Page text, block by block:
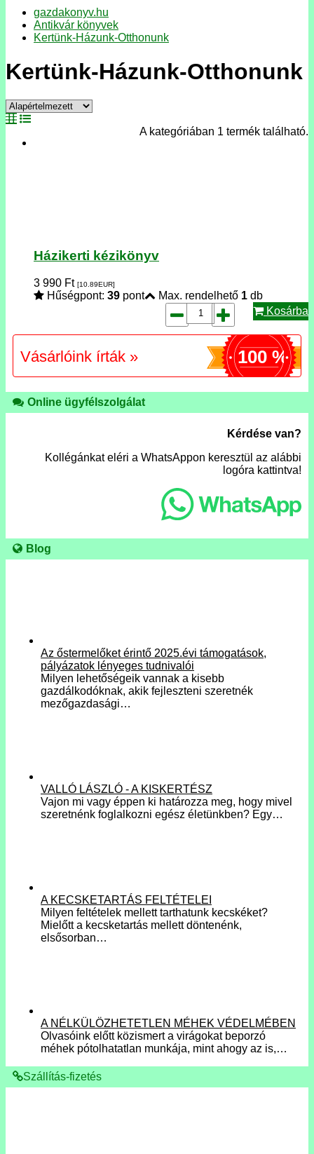
gazdakonyv.hu
Antikvár könyvek
Kertünk-Házunk-Otthonunk
Kertünk-Házunk-Otthonunk
A kategóriában 1 termék található.
Házikerti kézikönyv
3 990 Ft [10.89EUR]
Hűségpont: 39 pont Max. rendelhető 1 db
Kosárba
Vásárlóink írták » 100 %
Online ügyfélszolgálat
Kérdése van?
Kollégánkat eléri a WhatsAppon keresztül az alábbi
logóra kattintva!
Blog
Az őstermelőket érintő 2025.évi támogatások,
pályázatok lényeges tudnivalói
Milyen lehetőségeik vannak a kisebb
gazdálkodóknak, akik fejleszteni szeretnék
mezőgazdasági…
VALLÓ LÁSZLÓ - A KISKERTÉSZ
Vajon mi vagy éppen ki határozza meg, hogy mivel
szeretnénk foglalkozni egész életünkben? Egy…
A KECSKETARTÁS FELTÉTELEI
Milyen feltételek mellett tarthatunk kecskéket?
Mielőtt a kecsketartás mellett döntenénk,
elsősorban…
A NÉLKÜLÖZHETETLEN MÉHEK VÉDELMÉBEN
Olvasóink előtt közismert a virágokat beporzó
méhek pótolhatatlan munkája, mint ahogy az is,…
Szállítás-fizetés